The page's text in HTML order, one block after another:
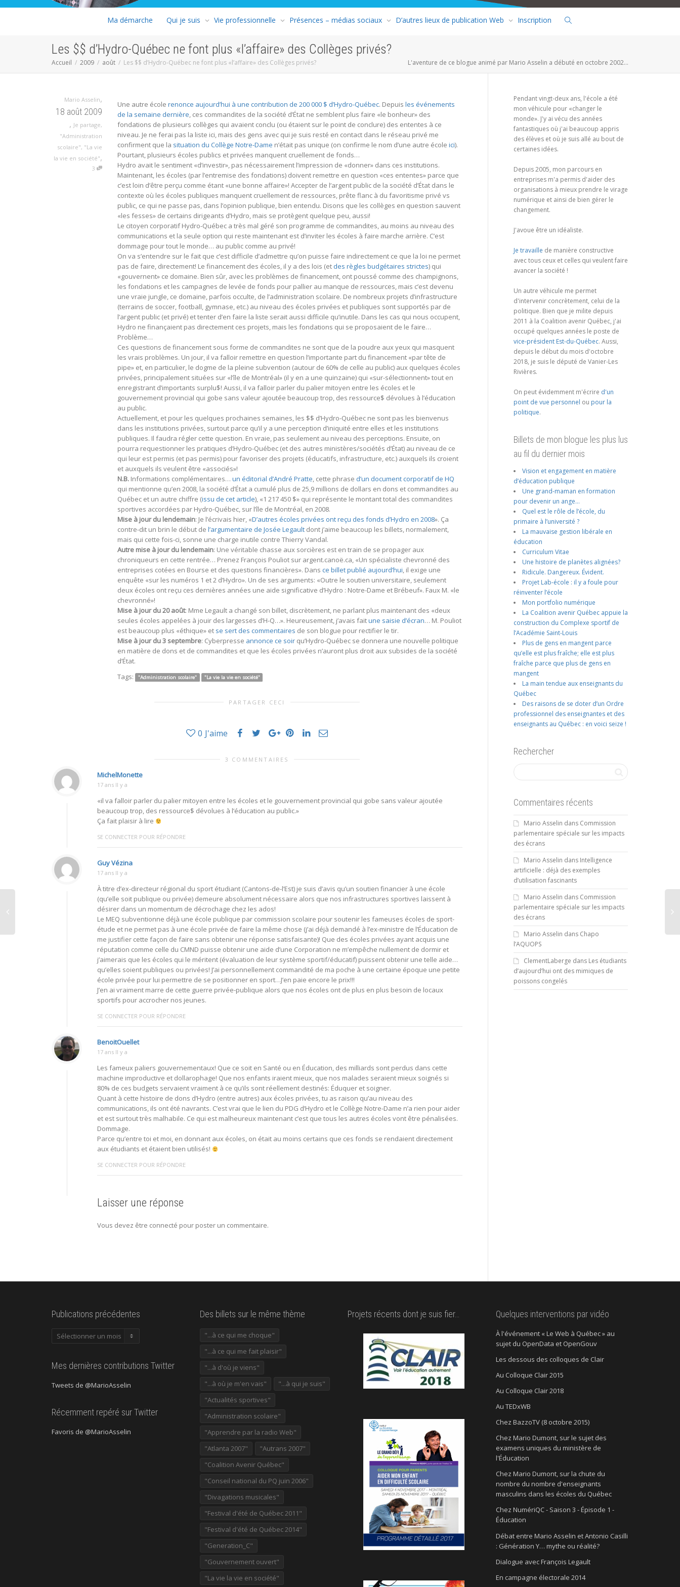
Ma démarche Qui je suis Vie professionnelle Présences – médias sociaux D’autres lieux de publication Web Inscription
Les $$ d’Hydro-Québec ne font plus «l’affaire» des Collèges privés?
Accueil 2009 août Les $$ d’Hydro-Québec ne font plus «l’affaire» des Collèges privés? L'aventure de ce blogue animé par Mario Asselin a débuté en octobre 2002...
Mario Asselin,
18 août 2009
, Je partage,
"Administration
scolaire", "La vie
la vie en société",
3
Une autre école renonce aujourd’hui à une contribution de 200 000 $ d’Hydro-Québec. Depuis les événements
de la semaine dernière, ces commandites de la société d’État ne semblent plus faire «le bonheur» des
fondations de plusieurs collèges qui avaient conclu (ou étaient sur le point de conclure) des ententes à ce
niveau. Je ne ferai pas la liste ici, mais des gens avec qui je suis resté en contact dans le réseau privé me
confirment que la situation du Collège Notre-Dame n’était pas unique (on confirme le nom d’une autre école ici).
Pourtant, plusieurs écoles publics et privées manquent cruellement de fonds…
Hydro avait le sentiment «d’investir», pas nécessairement l’impression de «donner» dans ces institutions.
Maintenant, les écoles (par l’entremise des fondations) doivent remettre en question «ces ententes» parce que
c’est loin d’être perçu comme étant «une bonne affaire»! Accepter de l’argent public de la société d’État dans le
contexte où les écoles publiques manquent cruellement de ressources, prête flanc à du favoritisme privé vs
public, ce qui ne passe pas, dans l’opinion publique, bien entendu. Disons que les collèges en question sauvent
«les fesses» de certains dirigeants d’Hydro, mais se protègent quelque peu, aussi!
Le citoyen corporatif Hydro-Québec a très mal géré son programme de commandites, au moins au niveau des
communications et la seule option qui reste maintenant est d’inviter les écoles à faire marche arrière. C’est
dommage pour tout le monde… au public comme au privé!
On va s’entendre sur le fait que c’est difficile d’admettre qu’on puisse faire indirectement ce que la loi ne permet
pas de faire, directement! Le financement des écoles, il y a des lois (et des règles budgétaires strictes) qui
«gouvernent» ce domaine. Bien sûr, avec les problèmes de financement, ont poussé comme des champignons,
les fondations et les campagnes de levée de fonds pour pallier au manque de ressources, mais c’est devenu
une vraie jungle, ce domaine, parfois occulte, de l’administration scolaire. De nombreux projets d’infrastructure
(terrains de soccer, football, gymnase, etc.) au niveau des écoles privées et publiques sont supportés par de
l’argent public (et privé) et tenter d’en faire la liste serait aussi difficile qu’inutile. Dans les cas qui nous occupent,
Hydro ne finançaient pas directement ces projets, mais les fondations qui se proposaient de le faire…
Problème…
Ces questions de financement sous forme de commandites ne sont que de la poudre aux yeux qui masquent
les vrais problèmes. Un jour, il va falloir remettre en question l’importante part du financement «par tête de
pipe» et, en particulier, le dogme de la pleine subvention (autour de 60% de celle au public) aux quelques écoles
privées, principalement situées sur «l’île de Montréal» (il y en a une quinzaine) qui «sur-sélectionnent» tout en
enregistrant d’importants surplu$! Aussi, il va falloir parler du palier mitoyen entre les écoles et le
gouvernement provincial qui gobe sans valeur ajoutée beaucoup trop, des ressource$ dévolues à l’éducation
au public.
Actuellement, et pour les quelques prochaines semaines, les $$ d’Hydro-Québec ne sont pas les bienvenus
dans les institutions privées, surtout parce qu’il y a une perception d’iniquité entre elles et les institutions
publiques. Il faudra régler cette question. En vraie, pas seulement au niveau des perceptions. Ensuite, on
pourra requestionner les pratiques d’Hydro-Québec (et des autres ministères/sociétés d’État) au niveau de ce
qui leur est permis (et pas permis) pour favoriser des projets (éducatifs, infrastructure, etc.) auxquels ils croient
et auxquels ils veulent être «associés»!
N.B. Informations complémentaires… un éditorial d’André Pratte, cette phrase d’un document corporatif de HQ
qui mentionne qu’en 2008, la société d’État a cumulé plus de 25,9 millions de dollars en dons et commandites au
Québec et un autre chiffre (issu de cet article), «1 217 450 $» qui représente le montant total des commandites
sportives accordées par Hydro-Québec, sur l’île de Montréal, en 2008.
Mise à jour du lendemain: Je l’écrivais hier, «D’autres écoles privées ont reçu des fonds d’Hydro en 2008». Ça
contre-dit un brin le début de l’argumentaire de Josée Legault dont j’aime beaucoup les billets, normalement,
mais qui cette fois-ci, sonne une charge inutile contre Thierry Vandal.
Autre mise à jour du lendemain: Une véritable chasse aux sorcières est en train de se propager aux
chroniqueurs en cette rentrée… Prenez François Pouliot sur argent.canoë.ca, «Un spécialiste chevronné des
entreprises cotées en Bourse et des questions financières». Dans ce billet publié aujourd’hui, il exige une
enquête «sur les numéros 1 et 2 d’Hydro». Un de ses arguments: «Outre le soutien universitaire, seulement
deux écoles ont reçu ces dernières années une aide significative d’Hydro : Notre-Dame et Brébeuf». Faux M. «le
chevronné»!
Mise à jour du 20 août: Mme Legault a changé son billet, discrètement, ne parlant plus maintenant des «deux
seules écoles appelées à jouir des largesses d’H-Q…». Heureusement, j’avais faitune saisie d’écran… M. Pouliot
est beaucoup plus «éthique» et se sert des commentaires de son blogue pour rectifier le tir.
Mise à jour du 3 septembre: Cyberpresse annonce ce soir qu’Hydro-Québec se donnera une nouvelle politique
en matière de dons et de commandites et que les écoles privées n’auront plus droit aux subsides de la société
d’État.
Tags:
"Administration scolaire" "La vie la vie en société"
PARTAGER CECI
0 J'aime
3 COMMENTAIRES
MichelMonette
17 ans Il y a
«il va falloir parler du palier mitoyen entre les écoles et le gouvernement provincial qui gobe sans valeur ajoutée
beaucoup trop, des ressource$ dévolues à l’éducation au public.»
Ça fait plaisir à lire
SE CONNECTER POUR RÉPONDRE
Guy Vézina
17 ans Il y a
À titre d’ex-directeur régional du sport étudiant (Cantons-de-l’Est) je suis d’avis qu’un soutien financier à une école
(qu’elle soit publique ou privée) demeure absolument nécessaire alors que nos infrastructures sportives laissent à
désirer dans un momentum de décrochage chez les ados!
Le MEQ subventionne déjà une école publique par commission scolaire pour soutenir les fameuses écoles de sport-
étude et ne permet pas à une école privée de faire la même chose (j’ai déjà demandé à l’ex-ministre de l’Éducation de
me justifier cette façon de faire sans obtenir une réponse satisfaisante)! Que des écoles privées ayant acquis une
réputation comme celle du CMND puisse obtenir une aide d’une Corporation ne m’empêche nullement de dormir et
j’aimerais que les écoles qui le méritent (évaluation de leur système sportif/éducatif) puissent obtenir une telle aide…
qu’elles soient publiques ou privées! J’ai personnellement commandité de ma poche à une certaine époque une petite
école privée pour lui permettre de se positionner en sport…J’en paie encore le prix!!!
J’en ai vraiment marre de cette guerre privée-publique alors que nos écoles ont de plus en plus besoin de locaux
sportifs pour accrocher nos jeunes.
SE CONNECTER POUR RÉPONDRE
BenoitOuellet
17 ans Il y a
Les fameux paliers gouvernementaux! Que ce soit en Santé ou en Éducation, des milliards sont perdus dans cette
machine improductive et dollarophage! Que nos enfants iraient mieux, que nos malades seraient mieux soignés si
80% de ces budgets servaient vraiment à ce qu’ils sont réellement destinés: Éduquer et soigner.
Quant à cette histoire de dons d’Hydro (entre autres) aux écoles privées, tu as raison qu’au niveau des
communications, ils ont été navrants. C’est vrai que le lien du PDG d’Hydro et le Collège Notre-Dame n’a rien pour aider
et est surtout très malhabile. Ce qui est malheureux maintenant c’est que tous les autres écoles vont être pénalisées.
Dommage.
Parce qu’entre toi et moi, en donnant aux écoles, on était au moins certains que ces fonds se rendaient directement
aux étudiants et étaient bien utilisés!
SE CONNECTER POUR RÉPONDRE
Laisser une réponse
Vous devez être connecté pour poster un commentaire.
Pendant vingt-deux ans, l'école a été
mon véhicule pour «changer le
monde». J'y ai vécu des années
fantastiques où j'ai beaucoup appris
des élèves et où je suis allé au bout de
certaines idées.
Depuis 2005, mon parcours en
entreprises m'a permis d'aider des
organisations à mieux prendre le virage
numérique et ainsi de bien gérer le
changement.
J'avoue être un idéaliste.
Je travaille de manière constructive
avec tous ceux et celles qui veulent faire
avancer la société !
Un autre véhicule me permet
d'intervenir concrètement, celui de la
politique. Bien que je milite depuis
2011 à la Coalition avenir Québec, j'ai
occupé quelques années le poste de
vice-président Est-du-Québec. Aussi,
depuis le début du mois d'octobre
2018, je suis le député de Vanier-Les
Rivières.
On peut évidemment m'écrire d'un
point de vue personnel ou pour la
politique.
Billets de mon blogue les plus lus
au fil du dernier mois
Vision et engagement en matière
d’éducation publique
Une grand-maman en formation
pour devenir un ange…
Quel est le rôle de l’école, du
primaire à l’université ?
La mauvaise gestion libérale en
éducation
Curriculum Vitae
Une histoire de planètes alignées?
Ridicule. Dangereux. Évident.
Projet Lab-école : il y a foule pour
réinventer l’école
Mon portfolio numérique
La Coalition avenir Québec appuie la
construction du Complexe sportif de
l’Académie Saint-Louis
Plus de gens en mangent parce
qu’elle est plus fraîche; elle est plus
fraîche parce que plus de gens en
mangent
La main tendue aux enseignants du
Québec
Des raisons de se doter d’un Ordre
professionnel des enseignantes et des
enseignants au Québec : en voici seize !
Rechercher
Commentaires récents
Mario Asselin dans Commission
parlementaire spéciale sur les impacts
des écrans
Mario Asselin dans Intelligence
artificielle : déjà des exemples
d’utilisation fascinants
Mario Asselin dans Commission
parlementaire spéciale sur les impacts
des écrans
Mario Asselin dans Chapo
l’AQUOPS
ClementLaberge dans Les étudiants
d’aujourd’hui ont des mimiques de
poissons congelés
Publications précédentes
Publications
Mes dernières contributions Twitter
Tweets de @MarioAsselin
Récemment repéré sur Twitter
Favoris de @MarioAsselin
Des billets sur le même thème
"...à ce qui me choque"
"...à ce qui me fait plaisir"
"...à d'où je viens"
"...à où je m'en vais"
"...à qui je suis"
"Actualités sportives"
"Administration scolaire"
"Apprendre par la radio Web"
"Atlanta 2007"
"Autrans 2007"
"Coalition Avenir Québec"
"Conseil national du PQ juin 2006"
"Divagations musicales"
"Festival d'été de Québec 2011"
"Festival d'été de Québec 2014"
"Generation_C"
"Gouvernement ouvert"
"La vie la vie en société"
Projets récents dont je suis fier… Quelques interventions par vidéo
À l'événement « Le Web à Québec » au
sujet du OpenData et OpenGouv
Les dessous des colloques de Clair
Au Colloque Clair 2015
Au Colloque Clair 2018
Au TEDxWB
Chez BazzoTV (8 octobre 2015)
Chez Mario Dumont, sur le sujet des
examens uniques du ministère de
l'Éducation
Chez Mario Dumont, sur la chute du
nombre du nombre d'enseignants
masculins dans les écoles du Québec
Chez NumériQC - Saison 3 - Épisode 1 -
Éducation
Débat entre Mario Asselin et Antonio Casilli
: Génération Y… mythe ou réalité?
Dialogue avec François Legault
En campagne électorale 2014